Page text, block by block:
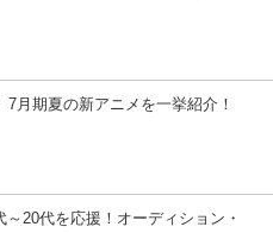
7月期夏の新アニメを一挙紹介！
20代を応援！オーディション・